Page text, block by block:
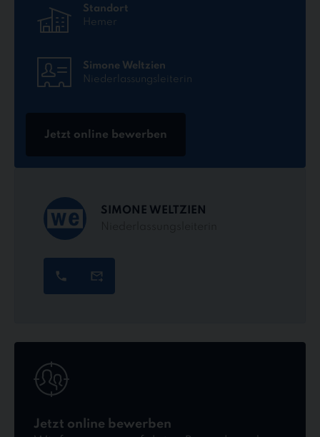
Standort
Hemer
Simone Weltzien
Niederlassungsleiterin
Jetzt online bewerben
SIMONE WELTZIEN
Jetzt online bewerben
online
bewerben